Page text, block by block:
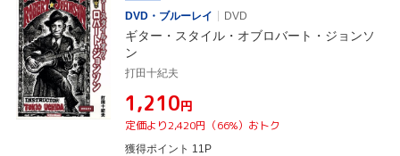
DVD・ブルーレイ
DVD
ギター・スタイル・オブロバート・ジョンソ
ン
打田十紀夫
¥1,210円
定価より2,420円（66%）おトク
獲得ポイント 11P